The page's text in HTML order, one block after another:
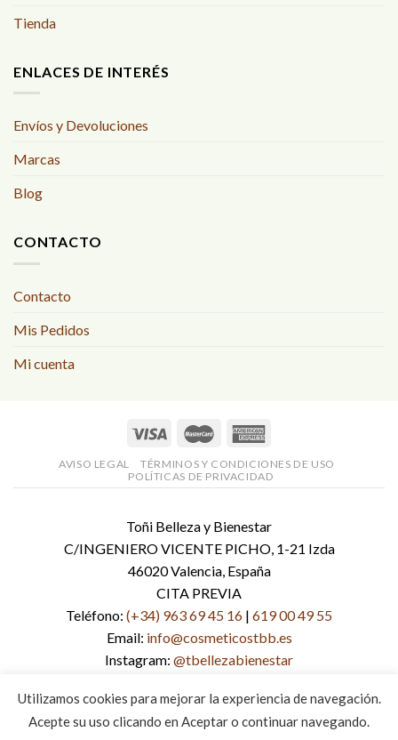
Tienda
ENLACES DE INTERÉS
Envíos y Devoluciones
Marcas
Blog
CONTACTO
Contacto
Mis Pedidos
Mi cuenta
AVISO LEGAL
TÉRMINOS Y CONDICIONES DE USO
POLÍTICAS DE PRIVACIDAD
Toñi Belleza y Bienestar
C/INGENIERO VICENTE PICHO, 1-21 Izda
46020 Valencia, España
CITA PREVIA
Teléfono: (+34) 963 69 45 16 | 619 00 49 55
Email: info@cosmeticostbb.es
Instagram: @tbellezabienestar
Página web:www.cosmeticostbb.es
Utilizamos cookies para mejorar la experiencia de navegación.
Acepte su uso clicando en Aceptar o continuar navegando.